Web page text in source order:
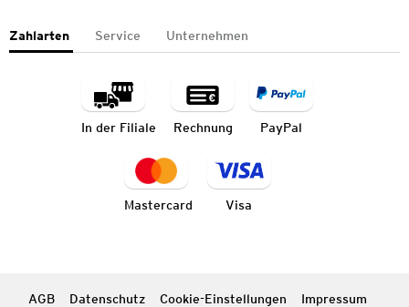
Zahlarten Service Unternehmen
In der Filiale Rechnung PayPal
Mastercard Visa
AGB Datenschutz Cookie-Einstellungen
Impressum